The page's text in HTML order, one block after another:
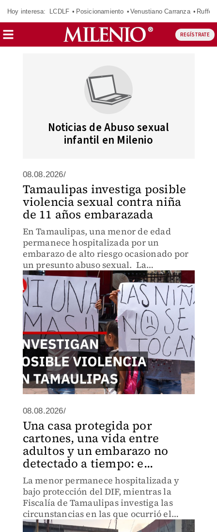
Hoy interesa: LCDLF Posicionamiento Venustiano Carranza Ruffo
REGÍSTRATE
Noticias de Abuso sexual
infantil en Milenio
08.08.2026/
Tamaulipas investiga posible
violencia sexual contra niña
de 11 años embarazada
En Tamaulipas, una menor de edad
permanece hospitalizada por un
embarazo de alto riesgo ocasionado por
un presunto abuso sexual. La
información proporcionada por
familiares señala a una persona cercana
a la menor como presunto agresor.
08.08.2026/
Una casa protegida por
cartones, una vida entre
adultos y un embarazo no
detectado a tiempo: e...
La menor permanece hospitalizada y
bajo protección del DIF, mientras la
Fiscalía de Tamaulipas investiga las
circunstancias en las que ocurrió el
embarazo.